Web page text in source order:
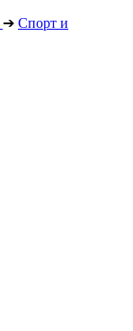
➔ Спорт и